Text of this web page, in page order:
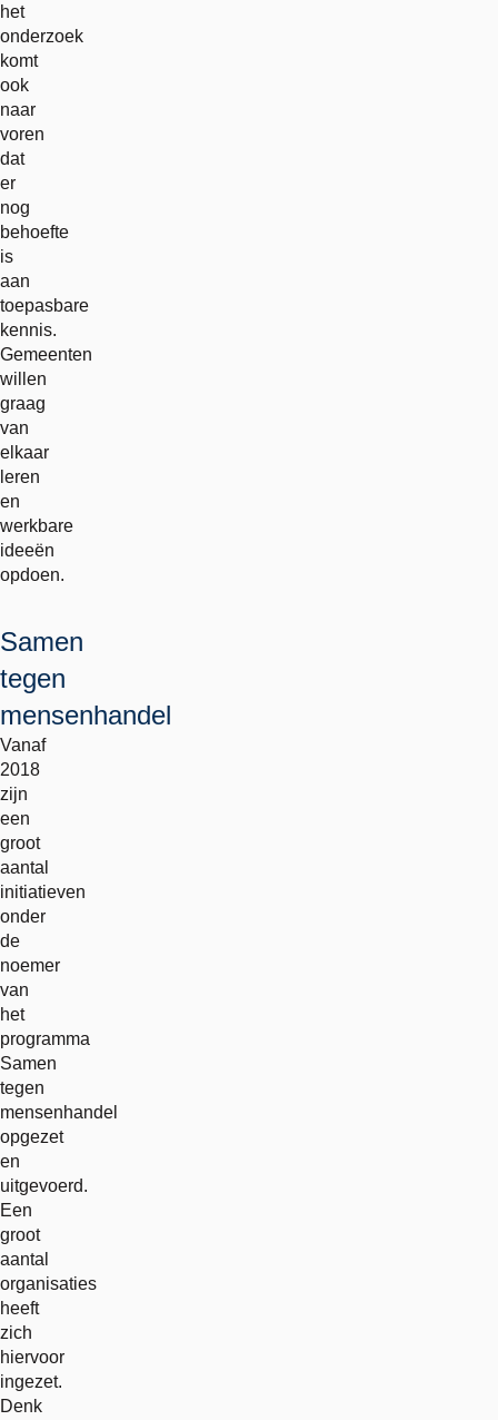
het
onderzoek
komt
ook
naar
voren
dat
er
nog
behoefte
is
aan
toepasbare
kennis.
Gemeenten
willen
graag
van
elkaar
leren
en
werkbare
ideeën
opdoen.
Samen
tegen
mensenhandel
Vanaf
2018
zijn
een
groot
aantal
initiatieven
onder
de
noemer
van
het
programma
Samen
tegen
mensenhandel
opgezet
en
uitgevoerd.
Een
groot
aantal
organisaties
heeft
zich
hiervoor
ingezet.
Denk